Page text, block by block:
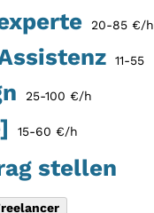
20-85 €/h
11-55
25-100 €/h
15-60 €/h
stellen